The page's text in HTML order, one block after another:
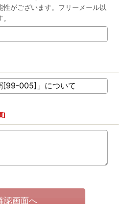
性がございます。フリーメール以
]
認画面へ